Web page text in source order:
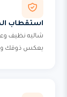
استقطاب
شاليه نظيف
يعكس ذوقك